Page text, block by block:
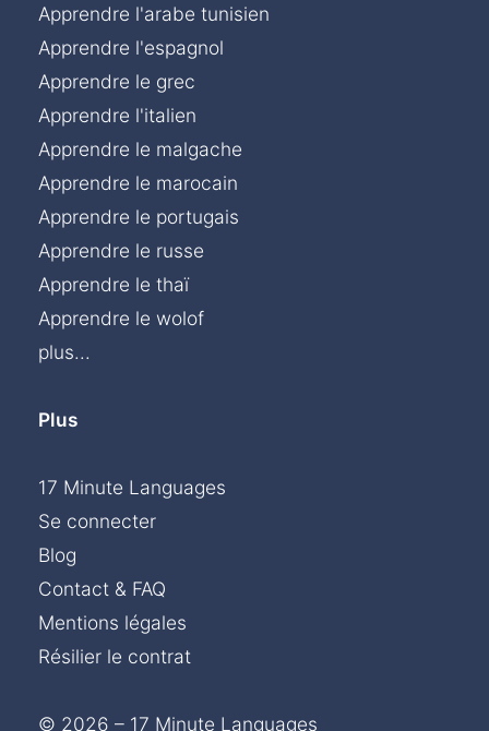
Apprendre l'arabe tunisien
Apprendre l'espagnol
Apprendre le grec
Apprendre l'italien
Apprendre le malgache
Apprendre le marocain
Apprendre le portugais
Apprendre le russe
Apprendre le thaï
Apprendre le wolof
plus...
Plus
17 Minute Languages
Se connecter
Blog
Contact & FAQ
Mentions légales
Résilier le contrat
© 2026 – 17 Minute Languages